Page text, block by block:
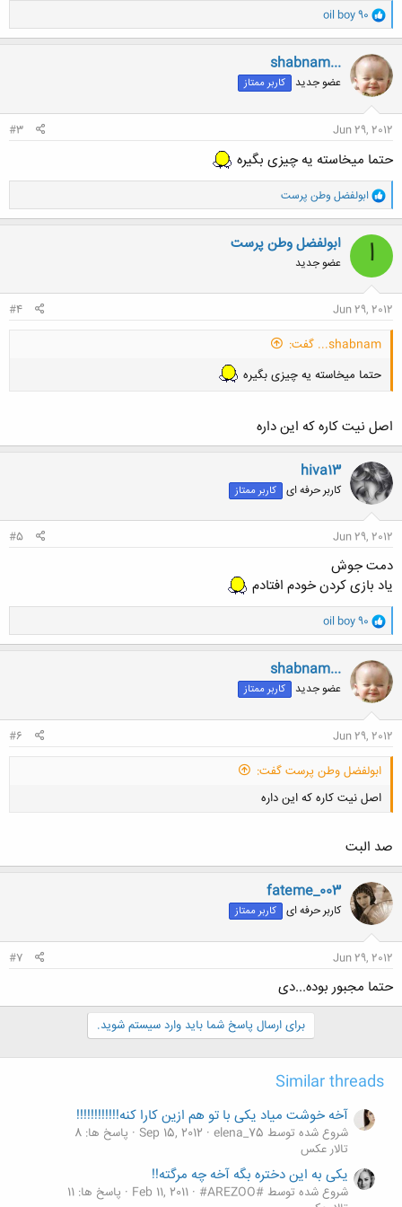
و
ا
ک
ن
ش
ه
ا
oil boy 90
shabnam...
عضو جدید کاربر ممتاز
Jun 29, 2012
#3
حتما میخاسته یه چیزی بگیره
و
ا
ک
ن
ا
ابولفضل وطن پرست
ا ابولفضل وطن پرست
عضو جدید
Jun 29, 2012
#4
shabnam... گفت:
حتما میخاسته یه چیزی بگیره
اصل نیت کاره که این داره
hiva13
کاربر حرفه ای کاربر ممتاز
Jun 29, 2012
#5
دمت جوش
یاد بازی کردن خودم افتادم
و
ا
ک
ن
ش
ه
ا
oil boy 90
shabnam...
عضو جدید کاربر ممتاز
Jun 29, 2012
#6
ابولفضل وطن پرست گفت:
اصل نیت کاره که این داره
کلیک کنید تا باز شود...
صد البت
fateme_003
کاربر حرفه ای کاربر ممتاز
Jun 29, 2012
#7
حتما مجبور بوده...دی
برای ارسال پاسخ شما باید وارد سیستم شوید.
Similar threads
آخه خوشت میاد یکی با تو هم ازین کارا کنه!!!!!!!!!!!!
شروع شده توسط elena_75 Sep 15, 2012 پاسخ ها: 8
تالار عکس
یکی به این دختره بگه آخه چه مرگته!!
شروع شده توسط #AREZOO# Feb 11, 2011
پاسخ ها: 11